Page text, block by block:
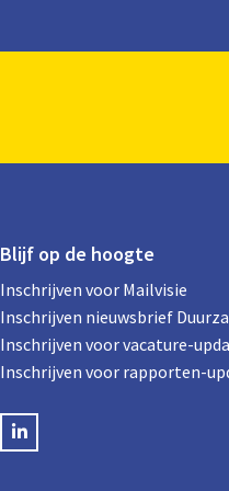
Blijf op de hoogte
Inschrijven voor Mailvisie
Inschrijven nieuwsbrief
Inschrijven voor vacature-
Inschrijven voor rapporten-
LinkedIN